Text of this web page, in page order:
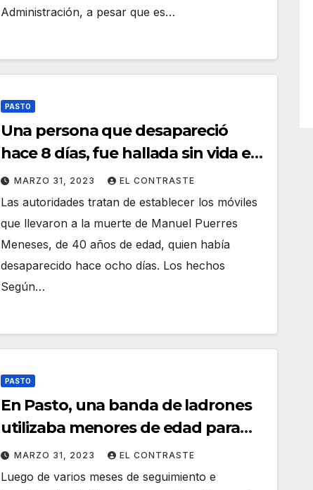
Administración, a pesar que es…
PASTO
Una persona que desapareció
hace 8 días, fue hallada sin vida en
el barrio Villa Nueva en Pasto
MARZO 31, 2023 EL CONTRASTE
Las autoridades tratan de establecer los móviles
que llevaron a la muerte de Manuel Puerres
Meneses, de 40 años de edad, quien había
desaparecido hace ocho días. Los hechos
Según…
PASTO
En Pasto, una banda de ladrones
utilizaba menores de edad para
eludir a la Policía
MARZO 31, 2023 EL CONTRASTE
Luego de varios meses de seguimiento e